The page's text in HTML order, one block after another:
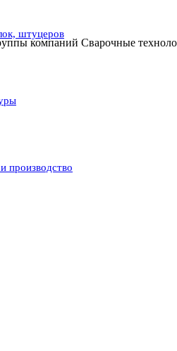
штуцеров
производство
компаний Сварочные